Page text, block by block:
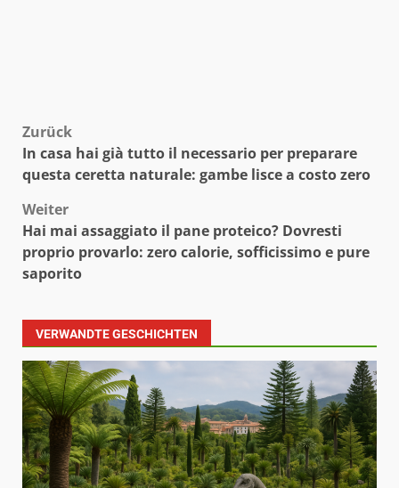
Beitragsnavigation
Zurück
In casa hai già tutto il necessario per preparare
questa ceretta naturale: gambe lisce a costo zero
Weiter
Hai mai assaggiato il pane proteico? Dovresti
proprio provarlo: zero calorie, sofficissimo e pure
saporito
VERWANDTE GESCHICHTEN